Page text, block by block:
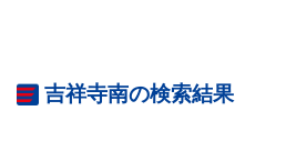
吉祥寺南の検索結果